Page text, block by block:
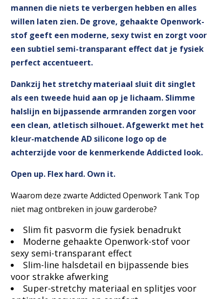
mannen die niets te verbergen hebben en alles
willen laten zien. De grove, gehaakte Openwork-
stof geeft een moderne, sexy twist en zorgt voor
een subtiel semi-transparant effect dat je fysiek
perfect accentueert.
Dankzij het stretchy materiaal sluit dit singlet
als een tweede huid aan op je lichaam. Slimme
halslijn en bijpassende armranden zorgen voor
een clean, atletisch silhouet. Afgewerkt met het
kleur-matchende AD silicone logo op de
achterzijde voor de kenmerkende Addicted look.
Open up. Flex hard. Own it.
Waarom deze zwarte Addicted Openwork Tank Top
niet mag ontbreken in jouw garderobe?
Slim fit pasvorm die fysiek benadrukt
Moderne gehaakte Openwork-stof voor
sexy semi-transparant effect
Slim-line halsdetail en bijpassende bies
voor strakke afwerking
Super-stretchy materiaal en splitjes voor